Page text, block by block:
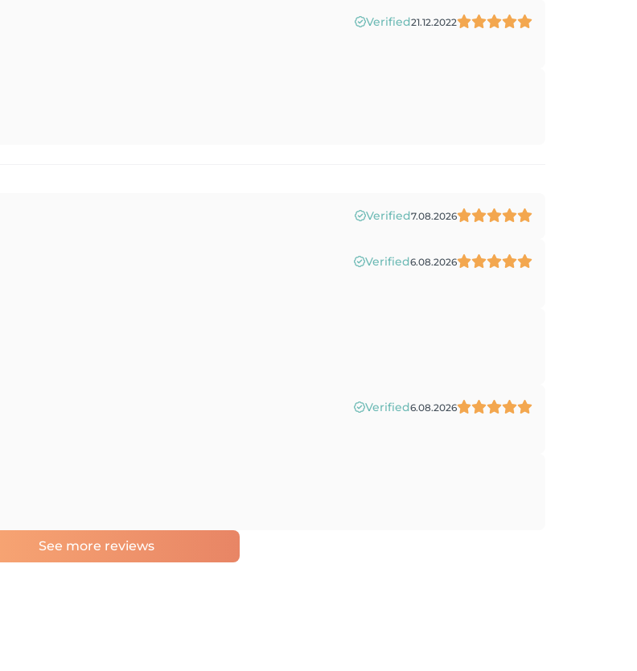
Verified21.12.2022
Verified7.08.2026
Verified6.08.2026
Verified6.08.2026
See more reviews